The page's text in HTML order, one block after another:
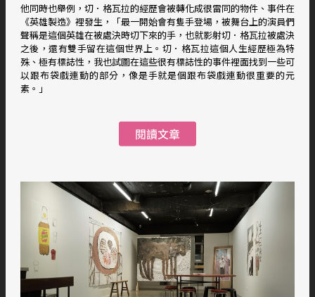
他同時也舉例，切．格瓦拉的經歷會被轉化成很雷同的物件、事件在
《英雄製造》裡發生，「最一開始會有隻手登場，被舞台上的演員們
聲稱是這個英雄在被處決時切下來的手，也就影射切．格瓦拉被處決
之後，還有雙手留在這個世界上。切．格瓦拉這個人生經歷極為特
殊、極有標誌性，我也試圖在這些很有標誌性的事件裡面找到一些可
以跟布袋戲連動的部分，像是手就是個跟布袋戲連動很重要的元
素。」